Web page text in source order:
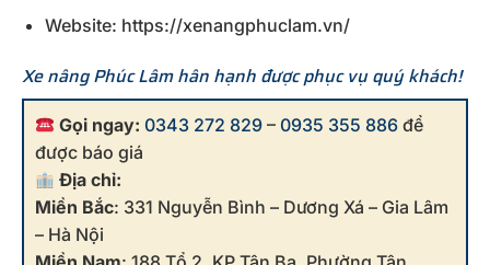
Website: https://xenangphuclam.vn/
Xe nâng Phúc Lâm hân hạnh được phục vụ quý khách!
Gọi ngay: 0343 272 829 –0935 355 886 để
được báo giá
Địa chỉ:
Miền Bắc: 331 Nguyễn Bình – Dương Xá – Gia Lâm
– Hà Nội